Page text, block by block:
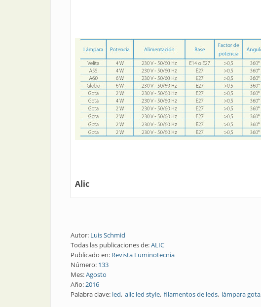
Alic
Autor: Luis Schmid
Todas las publicaciones de:ALIC
Publicado en: Revista Luminotecnia
Número: 133
Mes:Agosto
Año:2016
Palabra clave: led alic led style filamentos de leds lámpara gota